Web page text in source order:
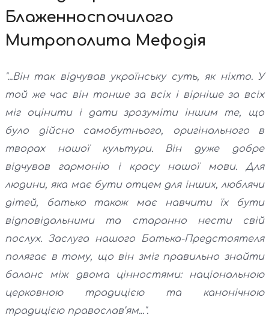
Блаженноспочилого
Митрополита Мефодія
"...Він так відчував українську суть, як ніхто. У
той же час він тонше за всіх і вірніше за всіх
міг оцінити і дати зрозуміти іншим те, що
було дійсно самобутнього, оригінального в
творах нашої культури. Він дуже добре
відчував гармонію і красу нашої мови. Для
людини, яка має бути отцем для інших, люблячи
дітей, батько також має навчити їх бути
відповідальними та старанно нести свій
послух. Заслуга нашого Батька-Предстоятеля
полягає в тому, що він зміг правильно знайти
баланс між двома цінностями: національною
церковною традицією та канонічною
традицією православ’ям...".